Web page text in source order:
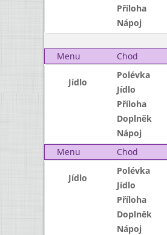
Příloha
Nápoj
Menu
Chod
Jídlo
Polévka
Jídlo
Příloha
Doplněk
Nápoj
Menu
Chod
Jídlo
Polévka
Jídlo
Příloha
Doplněk
Nápoj